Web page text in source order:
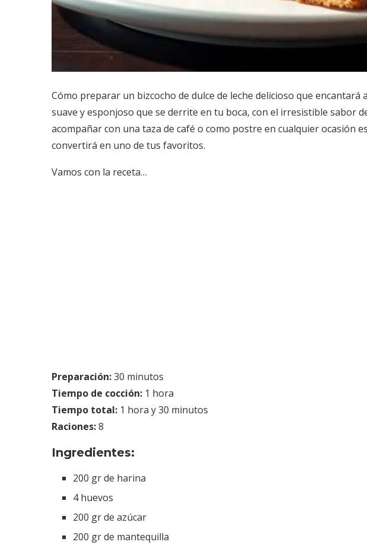
Cómo preparar un bizcocho de dulce de leche delicioso que encantará
suave y esponjoso que se derrite en tu boca, con el irresistible sabor
acompañar con una taza de café o como postre en cualquier ocasión
convertirá en uno de tus favoritos.
Vamos con la receta…
Preparación:30 minutos
Tiempo de cocción: 1 hora
Tiempo total: 1 hora y 30 minutos
Raciones:8
Ingredientes:
200 gr de harina
4 huevos
200 gr de azúcar
200 gr de mantequilla